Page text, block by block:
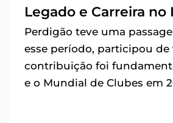
Legado e Carreira
Perdigão teve uma
esse período, participou
contribuição foi
e o Mundial de Clubes em